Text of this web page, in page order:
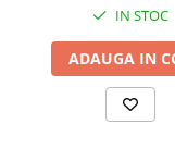
Rampe luminoase
Rezistoare CANBUS
Stroboscoape Auto
Suporturi pentru
IN STOC
ADAUGA IN